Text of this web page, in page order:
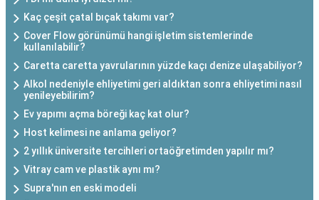
Kaç çeşit çatal bıçak takımı var?
Cover Flow görünümü hangi işletim sistemlerinde
kullanılabilir?
Caretta caretta yavrularının yüzde kaçı denize ulaşabiliyor?
Alkol nedeniyle ehliyetimi geri aldıktan sonra ehliyetimi nasıl
yenileyebilirim?
Ev yapımı açma böreği kaç kat olur?
Host kelimesi ne anlama geliyor?
2 yıllık üniversite tercihleri ortaöğretimden yapılır mı?
Vitray cam ve plastik aynı mı?
Supra'nın en eski modeli